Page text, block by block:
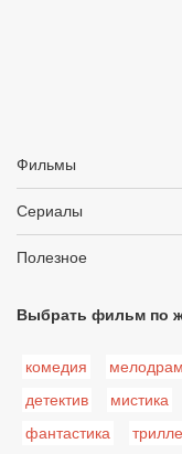
Фильмы
Сериалы
Полезное
Выбрать фильм по
комедия
детектив
мистика
фантастика